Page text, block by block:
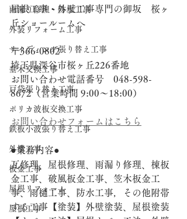
雨漏り修理・防水工事
外装リフォーム工事
サイディング張り替え工事
垂木交換工事
戸袋張り替え工事
ポリカ波板交換工事
鉄板小波張り替え工事
外構工事
板金工事
屋根リフォーム
屋根工事
屋根工事・外壁工事専門の御坂　桜ヶ
丘ショールームへ
〒366-0802
埼玉県深谷市桜ヶ丘226番地
お問い合わせ電話番号　048-598-
8672（営業時間 9:00～18:00）
お問い合わせフォームはこちら
●業務内容●
瓦修理、屋根修理、雨漏り修理、棟板
金工事、破風板金工事、笠木板金工
事、雨樋工事、防水工事，その他附帯
する工事【塗装】外壁塗装、屋根塗装